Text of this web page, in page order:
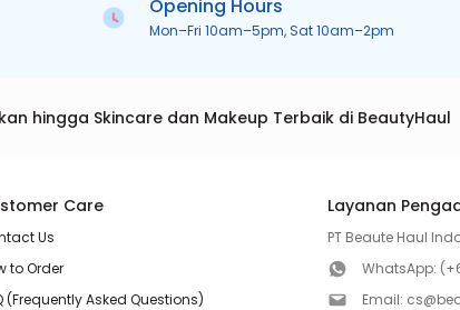
Opening Hours
Mon–Fri 10am–5pm, Sat 10am–2pm
hingga Skincare dan Makeup Terbaik di BeautyHaul
Care
Us
to Order
(Frequently Asked Questions)
Layanan
PT Beaute Haul
WhatsApp:
Email: